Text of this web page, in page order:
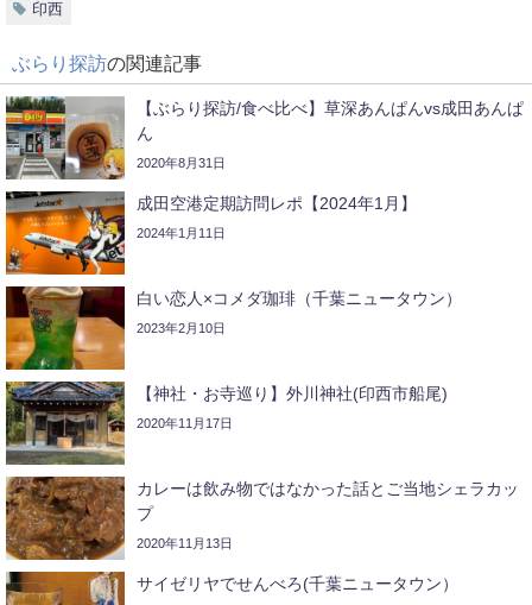
印西
ぶらり探訪の関連記事
【ぶらり探訪/食べ比べ】草深あんぱんvs成田あんぱ
ん
2020年8月31日
成田空港定期訪問レポ【2024年1月】
2024年1月11日
白い恋人×コメダ珈琲（千葉ニュータウン）
2023年2月10日
【神社・お寺巡り】外川神社(印西市船尾)
2020年11月17日
カレーは飲み物ではなかった話とご当地シェラカッ
プ
2020年11月13日
サイゼリヤでせんべろ(千葉ニュータウン）